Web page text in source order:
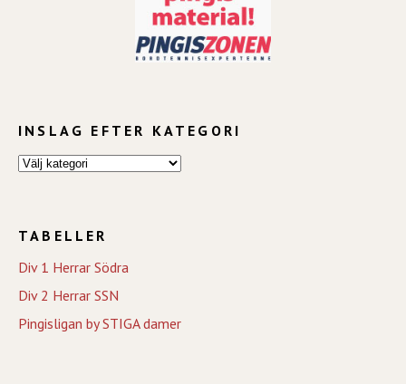
INSLAG EFTER KATEGORI
TABELLER
Div 1 Herrar Södra
Div 2 Herrar SSN
Pingisligan by STIGA damer